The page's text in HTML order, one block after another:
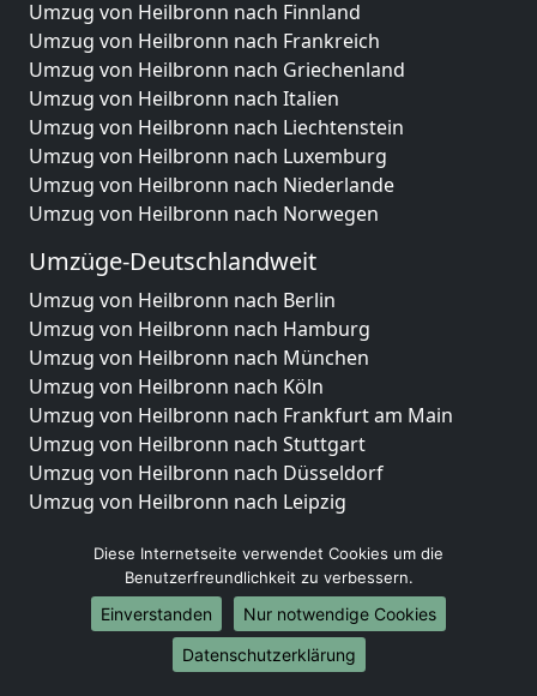
Umzug von Heilbronn nach Finnland
Umzug von Heilbronn nach Frankreich
Umzug von Heilbronn nach Griechenland
Umzug von Heilbronn nach Italien
Umzug von Heilbronn nach Liechtenstein
Umzug von Heilbronn nach Luxemburg
Umzug von Heilbronn nach Niederlande
Umzug von Heilbronn nach Norwegen
Umzüge-Deutschlandweit
Umzug von Heilbronn nach Berlin
Umzug von Heilbronn nach Hamburg
Umzug von Heilbronn nach München
Umzug von Heilbronn nach Köln
Umzug von Heilbronn nach Frankfurt am Main
Umzug von Heilbronn nach Stuttgart
Umzug von Heilbronn nach Düsseldorf
Umzug von Heilbronn nach Leipzig
Umzug von Heilbronn nach Essen
Umzug von Heilbronn nach Bremen
Umzug von Heilbronn nach Dresden
Umzug von Heilbronn nach Hannover
Umzug von Heilbronn nach Nürnberg
Diese Internetseite verwendet Cookies um die
Benutzerfreundlichkeit zu verbessern.
Einverstanden
Nur notwendige Cookies
Datenschutzerklärung